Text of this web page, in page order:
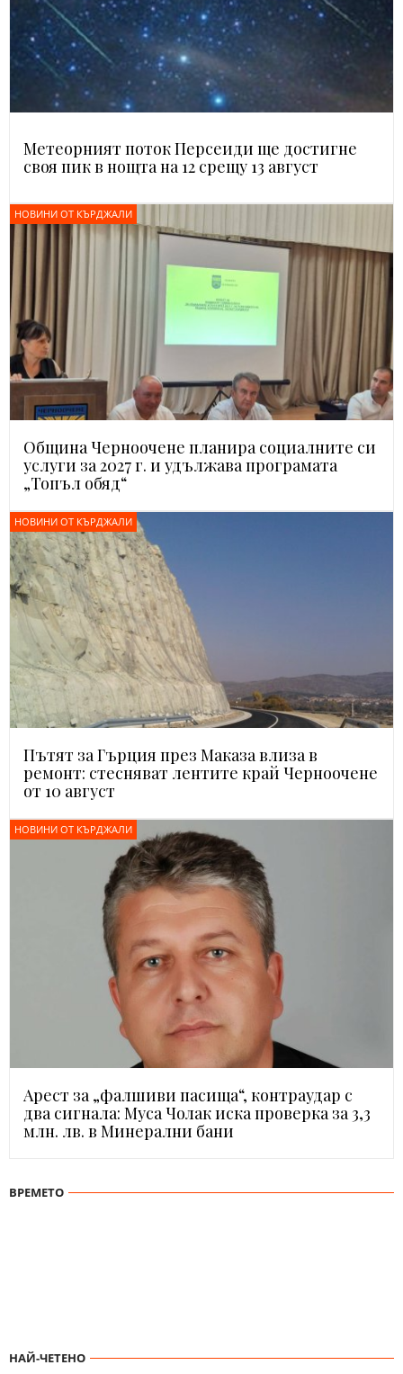
Метеорният поток Персеиди ще достигне
своя пик в нощта на 12 срещу 13 август
НОВИНИ ОТ КЪРДЖАЛИ
Община Черноочене планира социалните си
услуги за 2027 г. и удължава програмата
„Топъл обяд“
НОВИНИ ОТ КЪРДЖАЛИ
Пътят за Гърция през Маказа влиза в
ремонт: стесняват лентите край Черноочене
от 10 август
НОВИНИ ОТ КЪРДЖАЛИ
Арест за „фалшиви пасища“, контраудар с
два сигнала: Муса Чолак иска проверка за 3,3
млн. лв. в Минерални бани
ВРЕМЕТО
НАЙ-ЧЕТЕНО